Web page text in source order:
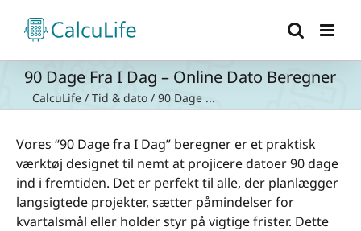
content
90 Dage Fra I Dag – Online Dato Beregner
CalcuLife / Tid & dato / 90 Dage ...
Vores “90 Dage fra I Dag” beregner er et praktisk
værktøj designet til nemt at projicere datoer 90 dage
ind i fremtiden. Det er perfekt til alle, der planlægger
langsigtede projekter, sætter påmindelser for
kvartalsmål eller holder styr på vigtige frister. Dette